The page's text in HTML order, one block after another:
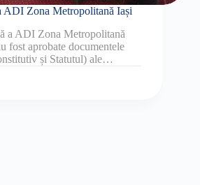
ADI Zona Metropolitană Iași
a ADI Zona Metropolitană
fost aprobate documentele
și Statutul) ale…